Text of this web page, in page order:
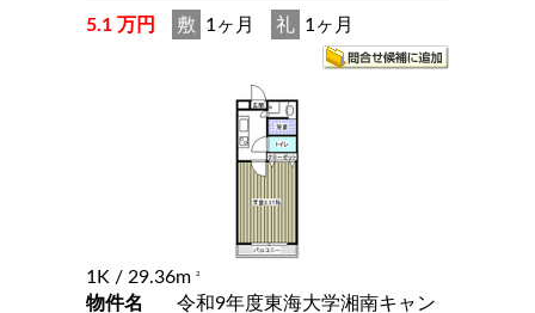
5.1 万円 敷 1ヶ月 礼 1ヶ月
1K / 29.36m 2
物件名
令和9年度東海大学湘南キャン